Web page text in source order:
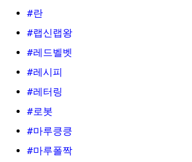
#란
#랩신랩왕
#레드벨벳
#레시피
#레터링
#로봇
#마루킁킁
#마루폴짝